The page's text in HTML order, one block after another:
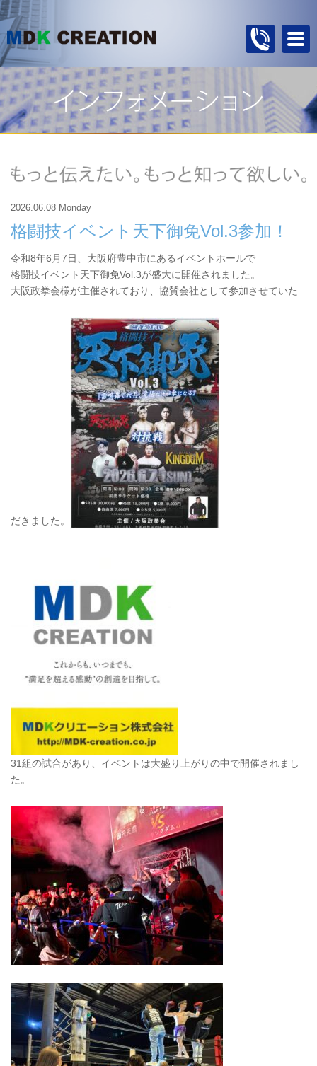
2026.06.08 Monday
格闘技イベント天下御免Vol.3参加！
令和8年6月7日、大阪府豊中市にあるイベントホールで
格闘技イベント天下御免Vol.3が盛大に開催されました。
大阪政拳会様が主催されており、協賛会社として参加させていた
だきました。
31組の試合があり、イベントは大盛り上がりの中で開催されまし
た。